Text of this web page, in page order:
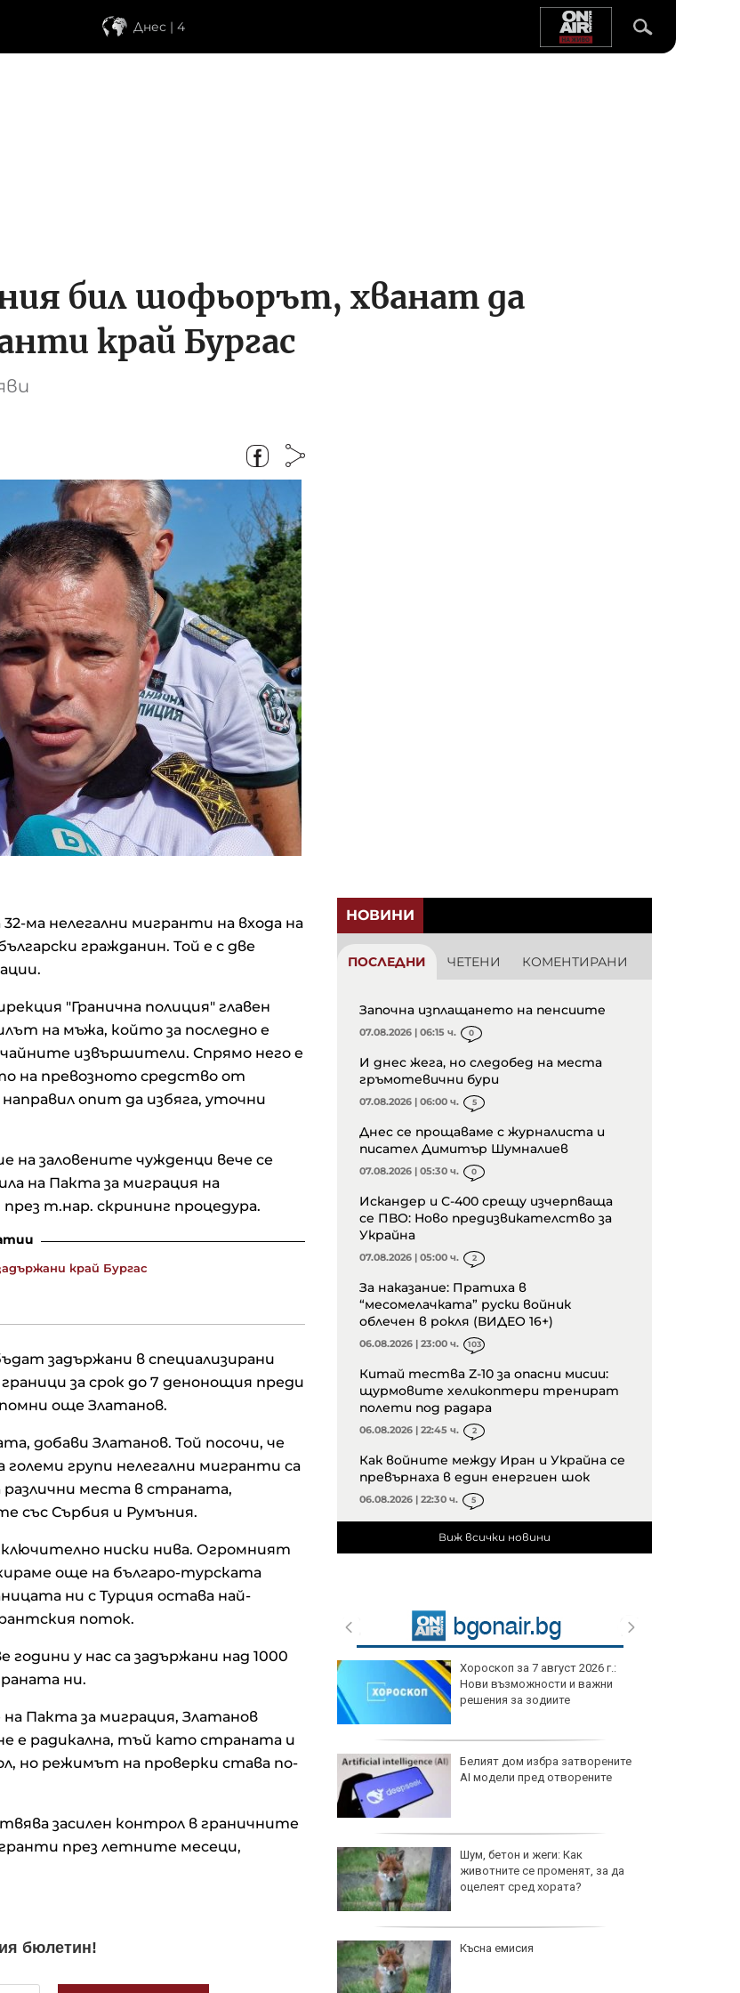
Днес | 4
бил шофьорът, хванат да
край Бургас
ма нелегални мигранти на входа на
гражданин. Той е с две
"Гранична полиция" главен
на мъжа, който за последно е
извършители. Спрямо него е
на превозното средство от
опит да избяга, уточни
на заловените чужденци вече се
на Пакта за миграция на
т.нар. скрининг процедура.
край Бургас
задържани в специализирани
за срок до 7 денонощия преди
още Златанов.
добави Златанов. Той посочи, че
групи нелегални мигранти са
места в страната,
със Сърбия и Румъния.
ниски нива. Огромният
още на българо-турската
ни с Турция остава най-
поток.
у нас са задържани над 1000
ни.
Пакта за миграция, Златанов
е радикална, тъй като страната и
но режимът на проверки става по-
засилен контрол в граничните
през летните месеци,
НОВИНИ
ПОСЛЕДНИ ЧЕТЕНИ КОМЕНТИРАНИ
Започна изплащането на пенсиите
07.08.2026 | 06:15 ч. 0
И днес жега, но следобед на места
гръмотевични бури
07.08.2026 | 06:00 ч. 5
Днес се прощаваме с журналиста и
писател Димитър Шумналиев
07.08.2026 | 05:30 ч. 0
Искандер и С-400 срещу изчерпваща
се ПВО: Ново предизвикателство за
Украйна
07.08.2026 | 05:00 ч. 2
За наказание: Пратиха в
“месомелачката” руски войник
облечен в рокля (ВИДЕО 16+)
06.08.2026 | 23:00 ч. 103
Китай тества Z-10 за опасни мисии:
щурмовите хеликоптери тренират
полети под радара
06.08.2026 | 22:45 ч. 2
Как войните между Иран и Украйна се
превърнаха в един енергиен шок
06.08.2026 | 22:30 ч. 5
Виж всички новини
Хороскоп за 7 август 2026 г.:
Белият дом избра затворените
Шум, бетон и жеги: Как
Левски излиза в най-тежкия си
мач от началото на сезона в
България
Левски – Локомотив Пловдив
Лошото момче на НБА ще
продължи да играе във Финкс
Бруно мина медицинските